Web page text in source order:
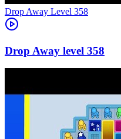
Level 358
358